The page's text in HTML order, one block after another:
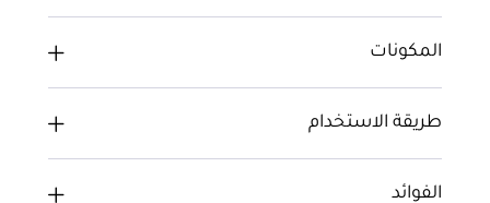
المكونات
طريقة الاستخدام
الفوائد